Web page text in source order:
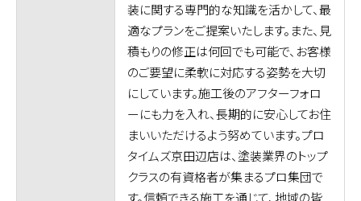
装に関する専門的な知識を活かして、最
適なプランをご提案いたします。また、見
積もりの修正は何回でも可能で、お客様
のご要望に柔軟に対応する姿勢を大切
にしています。施工後のアフターフォロ
ーにも力を入れ、長期的に安心してお住
まいいただけるよう努めています。プロ
タイムズ京田辺店は、塗装業界のトップ
クラスの有資格者が集まるプロ集団で
す。信頼できる施工を通じて、地域の皆